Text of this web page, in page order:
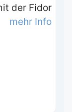
der Fidor
mehr Info